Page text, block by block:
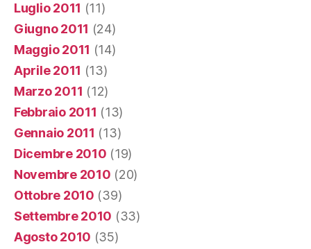
Luglio 2011 (11)
Giugno 2011 (24)
Maggio 2011 (14)
Aprile 2011 (13)
Marzo 2011 (12)
Febbraio 2011 (13)
Gennaio 2011 (13)
Dicembre 2010 (19)
Novembre 2010 (20)
Ottobre 2010 (39)
Settembre 2010 (33)
Agosto 2010 (35)